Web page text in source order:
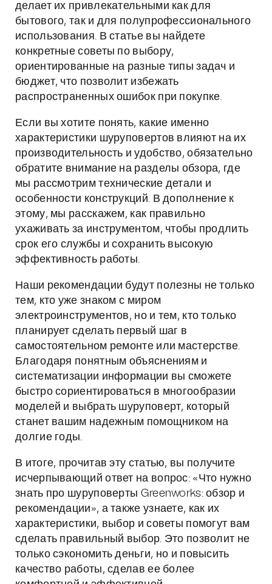
делает их привлекательными как для
бытового, так и для полупрофессионального
использования. В статье вы найдете
конкретные советы по выбору,
ориентированные на разные типы задач и
бюджет, что позволит избежать
распространенных ошибок при покупке.
Если вы хотите понять, какие именно
характеристики шуруповертов влияют на их
производительность и удобство, обязательно
обратите внимание на разделы обзора, где
мы рассмотрим технические детали и
особенности конструкций. В дополнение к
этому, мы расскажем, как правильно
ухаживать за инструментом, чтобы продлить
срок его службы и сохранить высокую
эффективность работы.
Наши рекомендации будут полезны не только
тем, кто уже знаком с миром
электроинструментов, но и тем, кто только
планирует сделать первый шаг в
самостоятельном ремонте или мастерстве.
Благодаря понятным объяснениям и
систематизации информации вы сможете
быстро сориентироваться в многообразии
моделей и выбрать шуруповерт, который
станет вашим надежным помощником на
долгие годы.
В итоге, прочитав эту статью, вы получите
исчерпывающий ответ на вопрос: «Что нужно
знать про шуруповерты Greenworks: обзор и
рекомендации», а также узнаете, как их
характеристики, выбор и советы помогут вам
сделать правильный выбор. Это позволит не
только сэкономить деньги, но и повысить
качество работы, сделав ее более